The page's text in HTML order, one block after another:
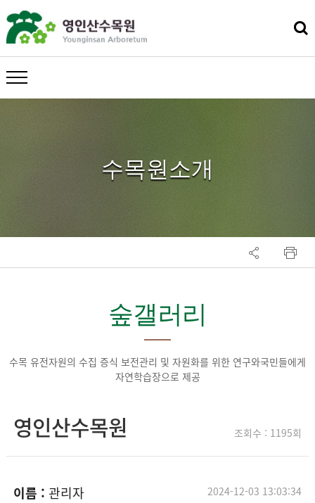
메뉴 열기
수목원소개
숲갤러리
수목 유전자원의 수집 증식 보전관리 및 자원화를 위한 연구와국민들에게
자연학습장으로 제공
영인산수목원 조회수 : 1195회
이름 : 관리자 2024-12-03 13:03:34